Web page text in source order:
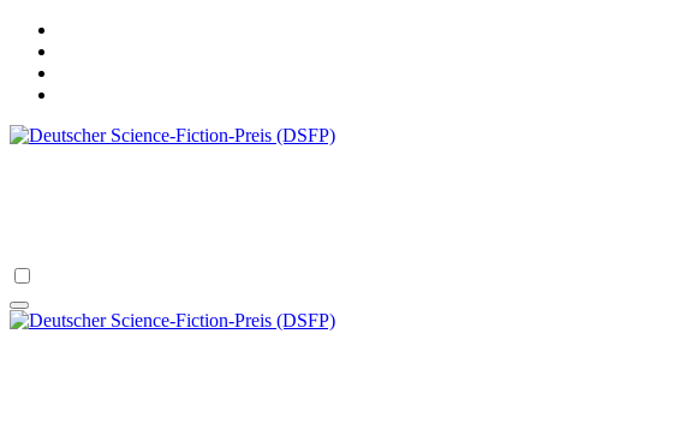
Zum
Inhalt
springen